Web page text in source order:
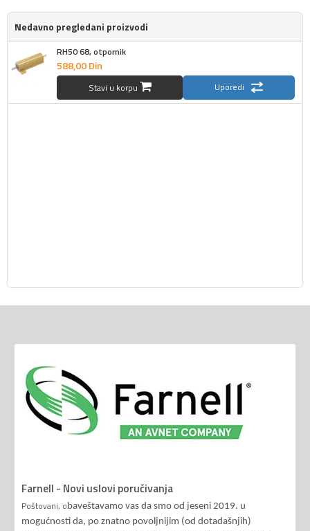
Nedavno pregledani proizvodi
RH50 68, otpornik
588,00Din
Stavi u korpu Uporedi
Farnell - Novi uslovi poručivanja
Poštovani, obaveštavamo vas da smo od jeseni 2019. u
mogućnosti da, po znatno povoljnijim (od dotadašnjih)